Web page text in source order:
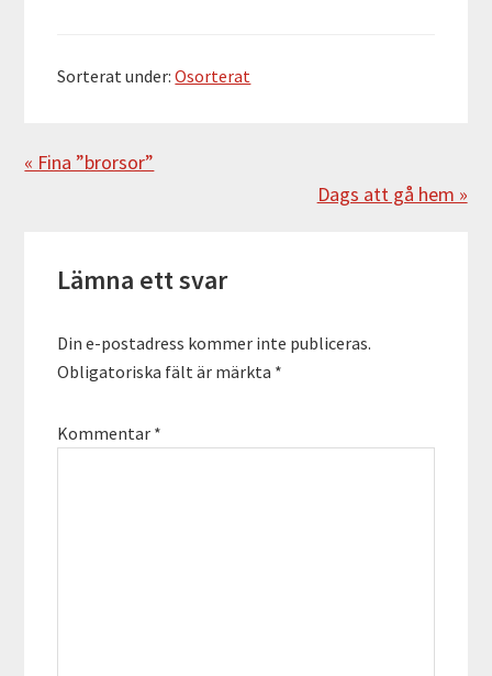
Sorterat under:Osorterat
Föregående
« Fina ”brorsor”
Nästa
Dags att gå hem »
Lämna ett svar
Din e-postadress kommer inte publiceras.
Obligatoriska fält är märkta *
Kommentar *